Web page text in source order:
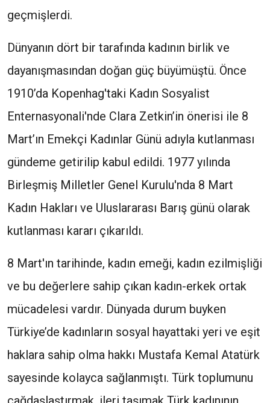
geçmişlerdi.
Dünyanın dört bir tarafında kadının birlik ve
dayanışmasından doğan güç büyümüştü. Önce
1910’da Kopenhag'taki Kadın Sosyalist
Enternasyonali'nde Clara Zetkin’in önerisi ile 8
Mart’ın Emekçi Kadınlar Günü adıyla kutlanması
gündeme getirilip kabul edildi. 1977 yılında
Birleşmiş Milletler Genel Kurulu'nda 8 Mart
Kadın Hakları ve Uluslararası Barış günü olarak
kutlanması kararı çıkarıldı.
8 Mart'ın tarihinde, kadın emeği, kadın ezilmişliği
ve bu değerlere sahip çıkan kadın-erkek ortak
mücadelesi vardır. Dünyada durum buyken
Türkiye’de kadınların sosyal hayattaki yeri ve eşit
haklara sahip olma hakkı Mustafa Kemal Atatürk
sayesinde kolayca sağlanmıştı. Türk toplumunu